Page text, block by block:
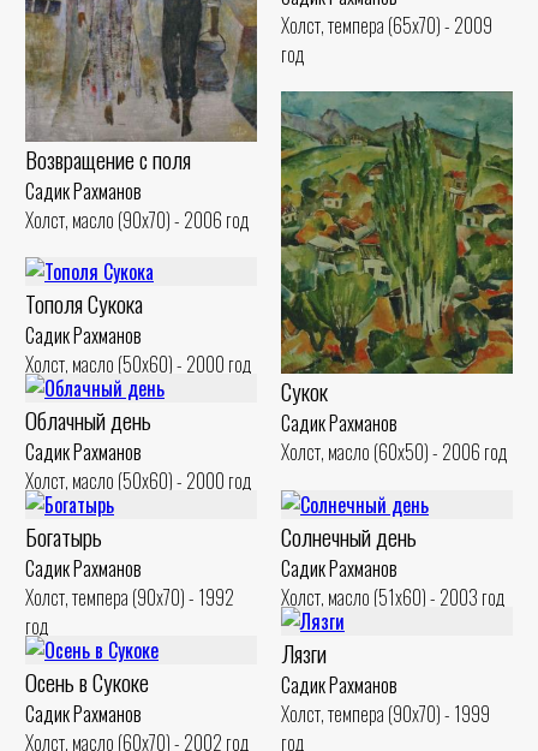
Холст, темпера (65x70) - 2009
год
Возвращение с поля
Садик Рахманов
Холст, масло (90x70) - 2006 год
Сукок
Садик Рахманов
Холст, масло (60x50) - 2006 год
Тополя Сукока
Садик Рахманов
Холст, масло (50x60) - 2000 год
Облачный день
Садик Рахманов
Холст, масло (50x60) - 2000 год
Солнечный день
Садик Рахманов
Холст, масло (51x60) - 2003 год
Богатырь
Садик Рахманов
Холст, темпера (90x70) - 1992
год
Лязги
Садик Рахманов
Холст, темпера (90x70) - 1999
год
Осень в Сукоке
Садик Рахманов
Холст, масло (60x70) - 2002 год